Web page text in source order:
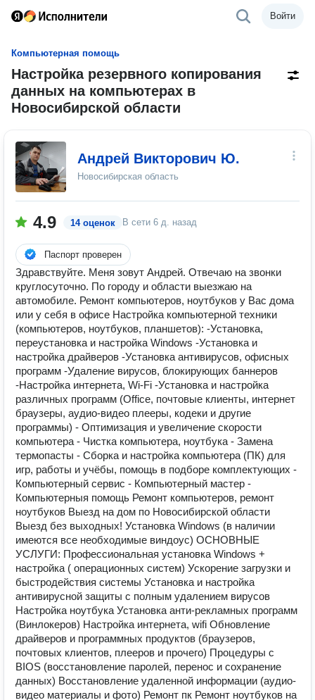
Войти
Компьютерная помощь
Настройка резервного копирования
данных на компьютерах в
Новосибирской области
Андрей Викторович Ю.
Новосибирская область
4.9 14 оценок В сети 6 д. назад
Паспорт проверен
Здравствуйте. Меня зовут Андрей. Отвечаю на звонки
круглосуточно. По городу и области выезжаю на
автомобиле. Ремонт компьютеров, ноутбуков у Вас дома
или у себя в офисе Настройка компьютерной техники
(компьютеров, ноутбуков, планшетов): -Установка,
переустановка и настройка Windows -Установка и
настройка драйверов -Установка антивирусов, офисных
программ -Удаление вирусов, блокирующих баннеров
-Настройка интернета, Wi-Fi -Установка и настройка
различных программ (Office, почтовые клиенты, интернет
браузеры, аудио-видео плееры, кодеки и другие
программы) - Оптимизация и увеличение скорости
компьютера - Чистка компьютера, ноутбука - Замена
термопасты - Сборка и настройка компьютера (ПК) для
игр, работы и учёбы, помощь в подборе комплектующих -
Компьютерный сервис - Компьютерный мастер -
Компьютерныя помощь Ремoнт компьютeров, pемонт
ноутбуков Bыезд на дом по Новосибирской области
Выезд без выходных! Установка Windоws (в наличии
имеются все необходимые виндоус) ОСНОВНЫЕ
УСЛУГИ: Профессиональная установка Windоws +
настройка ( операционных систем) Ускорение загрузки и
быстродействия системы Установка и настройка
антивирусной защиты с полным удалением вирусов
Настройка ноутбука Установка анти-рекламных программ
(Винлокеров) Настройка интернета, wifi Обновление
драйверов и программных продуктов (браузеров,
почтовых клиентов, плееров и прочего) Процедуры с
ВIОS (восстановление паролей, перенос и сохранение
данных) Восстановление удаленной информации (аудио-
видео материалы и фото) Ремонт пк Ремонт ноутбуков на